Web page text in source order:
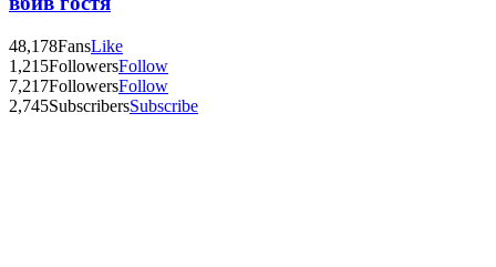
48,178FansLike
1,215FollowersFollow
7,217FollowersFollow
2,745SubscribersSubscribe